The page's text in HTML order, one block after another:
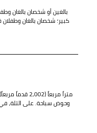
كبير؛ شخصان بالغان
وحوض سباحة. على التلة،